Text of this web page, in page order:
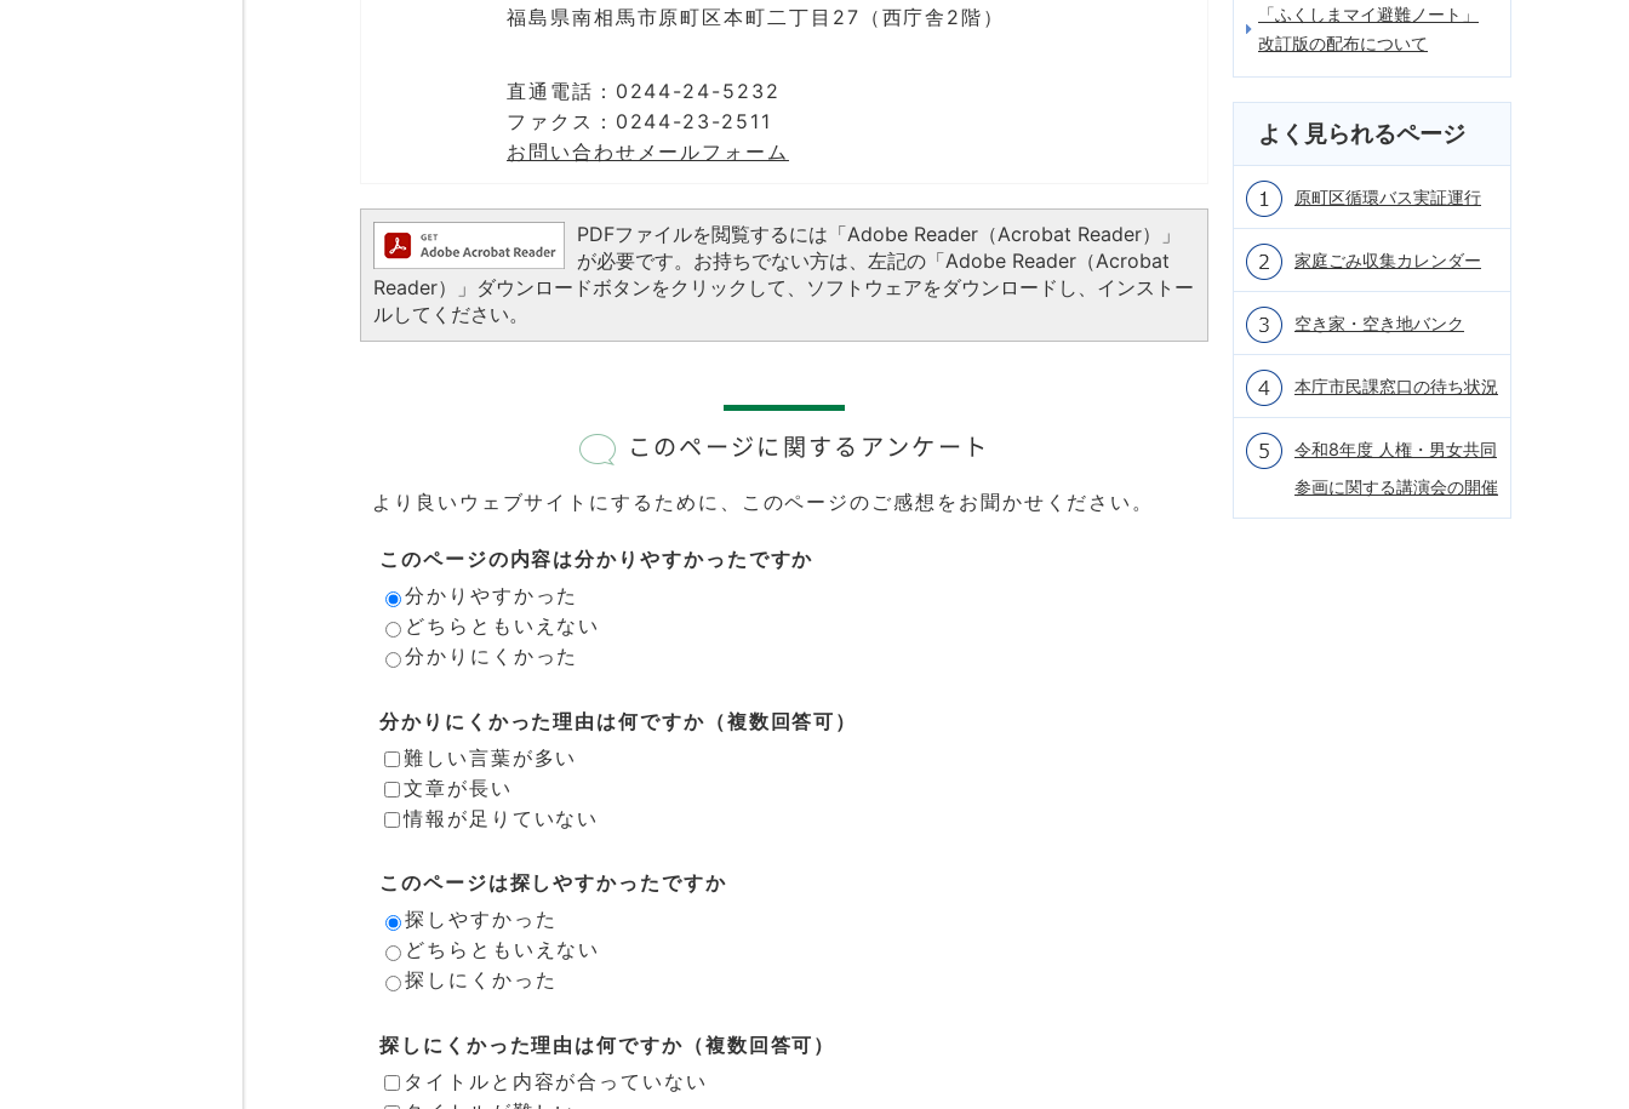
福島県南相馬市原町区本町二丁目27（西庁舎2階）
直通電話：0244-24-5232
ファクス：0244-23-2511
お問い合わせメールフォーム
PDFファイルを閲覧するには「Adobe Reader（Acrobat Reader）」
が必要です。お持ちでない方は、左記の「Adobe Reader（Acrobat
Reader）」ダウンロードボタンをクリックして、ソフトウェアをダウンロードし、インストー
ルしてください。
このページに関するアンケート
より良いウェブサイトにするために、このページのご感想をお聞かせください。
このページの内容は分かりやすかったですか
分かりやすかった
どちらともいえない
分かりにくかった
分かりにくかった理由は何ですか（複数回答可）
難しい言葉が多い
文章が長い
情報が足りていない
このページは探しやすかったですか
探しやすかった
どちらともいえない
探しにくかった
探しにくかった理由は何ですか（複数回答可）
タイトルと内容が合っていない
「ふくしまマイ避難ノート」
改訂版の配布について
よく見られるページ
原町区循環バス実証運行
家庭ごみ収集カレンダー
空き家・空き地バンク
本庁市民課窓口の待ち状況
令和8年度 人権・男女共同
参画に関する講演会の開催